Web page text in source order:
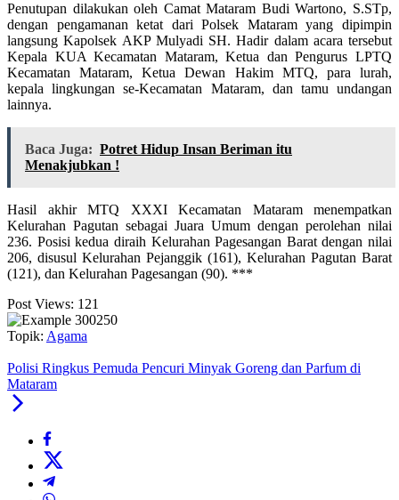
Penutupan dilakukan oleh Camat Mataram Budi Wartono, S.STp,
dengan pengamanan ketat dari Polsek Mataram yang dipimpin
langsung Kapolsek AKP Mulyadi SH. Hadir dalam acara tersebut
Kepala KUA Kecamatan Mataram, Ketua dan Pengurus LPTQ
Kecamatan Mataram, Ketua Dewan Hakim MTQ, para lurah,
kepala lingkungan se-Kecamatan Mataram, dan tamu undangan
lainnya.
Baca Juga: Potret Hidup Insan Beriman itu
Menakjubkan !
Hasil akhir MTQ XXXI Kecamatan Mataram menempatkan
Kelurahan Pagutan sebagai Juara Umum dengan perolehan nilai
236. Posisi kedua diraih Kelurahan Pagesangan Barat dengan nilai
206, disusul Kelurahan Pejanggik (161), Kelurahan Pagutan Barat
(121), dan Kelurahan Pagesangan (90). ***
Post Views: 121
Topik: Agama
Polisi Ringkus Pemuda Pencuri Minyak Goreng dan Parfum di
Mataram